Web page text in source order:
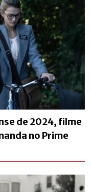
de 2024, filme
no Prime